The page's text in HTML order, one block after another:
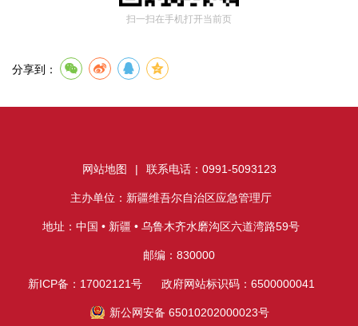
扫一扫在手机打开当前页
分享到：
网站地图 | 联系电话：0991-5093123
主办单位：新疆维吾尔自治区应急管理厅
地址：中国 • 新疆 • 乌鲁木齐水磨沟区六道湾路59号
邮编：830000
新ICP备：17002121号 政府网站标识码：6500000041
新公网安备 65010202000023号